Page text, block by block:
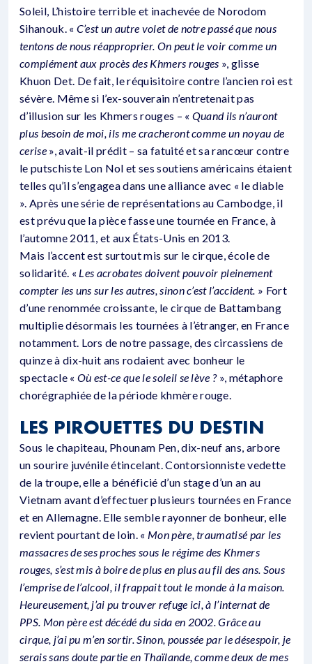
Soleil, L’histoire terrible et inachevée de Norodom
Sihanouk. « C’est un autre volet de notre passé que nous
tentons de nous réapproprier. On peut le voir comme un
complément aux procès des Khmers rouges », glisse
Khuon Det. De fait, le réquisitoire contre l’ancien roi est
sévère. Même si l’ex-souverain n’entretenait pas
d’illusion sur les Khmers rouges – « Quand ils n’auront
plus besoin de moi, ils me cracheront comme un noyau de
cerise », avait-il prédit – sa fatuité et sa rancœur contre
le putschiste Lon Nol et ses soutiens américains étaient
telles qu’il s’engagea dans une alliance avec « le diable
». Après une série de représentations au Cambodge, il
est prévu que la pièce fasse une tournée en France, à
l’automne 2011, et aux États-Unis en 2013.
Mais l’accent est surtout mis sur le cirque, école de
solidarité. « Les acrobates doivent pouvoir pleinement
compter les uns sur les autres, sinon c’est l’accident. » Fort
d’une renommée croissante, le cirque de Battambang
multiplie désormais les tournées à l’étranger, en France
notamment. Lors de notre passage, des circassiens de
quinze à dix-huit ans rodaient avec bonheur le
spectacle « Où est-ce que le soleil se lève ?», métaphore
chorégraphiée de la période khmère rouge.
LES PIROUETTES DU DESTIN
Sous le chapiteau, Phounam Pen, dix-neuf ans, arbore
un sourire juvénile étincelant. Contorsionniste vedette
de la troupe, elle a bénéficié d’un stage d’un an au
Vietnam avant d’effectuer plusieurs tournées en France
et en Allemagne. Elle semble rayonner de bonheur, elle
revient pourtant de loin. « Mon père, traumatisé par les
massacres de ses proches sous le régime des Khmers
rouges, s’est mis à boire de plus en plus au fil des ans. Sous
l’emprise de l’alcool, il frappait tout le monde à la maison.
Heureusement, j’ai pu trouver refuge ici, à l’internat de
PPS. Mon père est décédé du sida en 2002. Grâce au
cirque, j’ai pu m’en sortir. Sinon, poussée par le désespoir, je
serais sans doute partie en Thaïlande, comme deux de mes